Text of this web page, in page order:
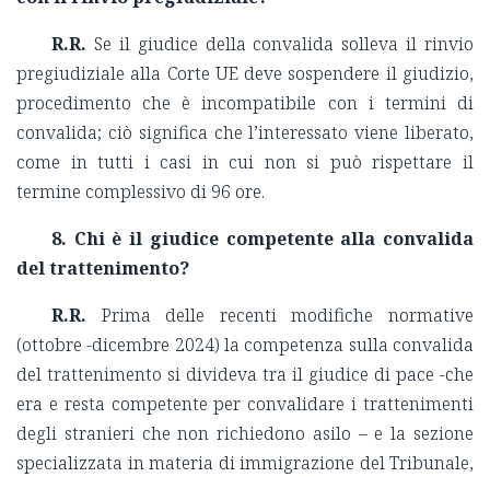
R.R. Se il giudice della convalida solleva il rinvio
pregiudiziale alla Corte UE deve sospendere il giudizio,
procedimento che è incompatibile con i termini di
convalida; ciò significa che l’interessato viene liberato,
come in tutti i casi in cui non si può rispettare il
termine complessivo di 96 ore.
8. Chi è il giudice competente alla convalida
del trattenimento?
R.R. Prima delle recenti modifiche normative
(ottobre -dicembre 2024) la competenza sulla convalida
del trattenimento si divideva tra il giudice di pace -che
era e resta competente per convalidare i trattenimenti
degli stranieri che non richiedono asilo – e la sezione
specializzata in materia di immigrazione del Tribunale,